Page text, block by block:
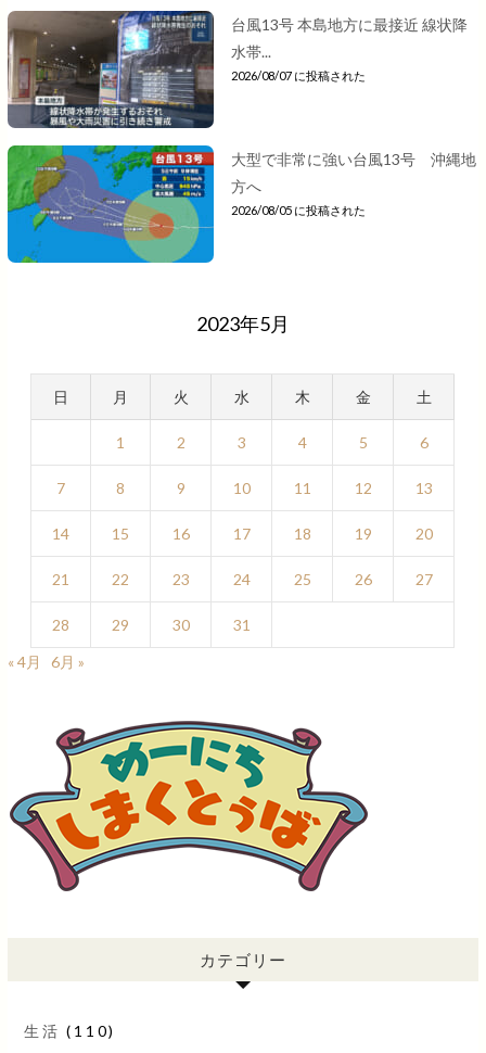
台風13号 本島地方に最接近 線状降
水帯...
2026/08/07 に投稿された
大型で非常に強い台風13号 沖縄地
方へ
2026/08/05 に投稿された
2023年5月
日 月 火 水 木 金 土
1 2 3 4 5 6
7 8 9 10 11 12 13
14 15 16 17 18 19 20
21 22 23 24 25 26 27
28 29 30
31
« 4月
6月 »
カテゴリー
生活 (110)